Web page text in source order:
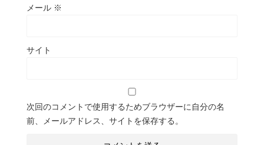
メール ※
サイト
次回のコメントで使用するためブラウザーに自分の名
前、メールアドレス、サイトを保存する。